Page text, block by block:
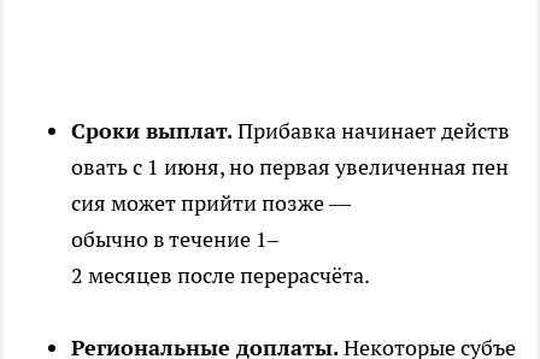
Сроки выплат.Прибавка начинает действ
овать с 1 июня, но первая увеличенная пен
сия может прийти позже —
обычно в течение 1–
2 месяцев после перерасчёта.
Региональные доплаты.Некоторые субъе